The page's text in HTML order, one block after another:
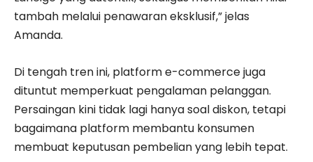
tambah melalui penawaran eksklusif,” jelas
Amanda.
Di tengah tren ini, platform e-commerce juga
dituntut memperkuat pengalaman pelanggan.
Persaingan kini tidak lagi hanya soal diskon, tetapi
bagaimana platform membantu konsumen
membuat keputusan pembelian yang lebih tepat.